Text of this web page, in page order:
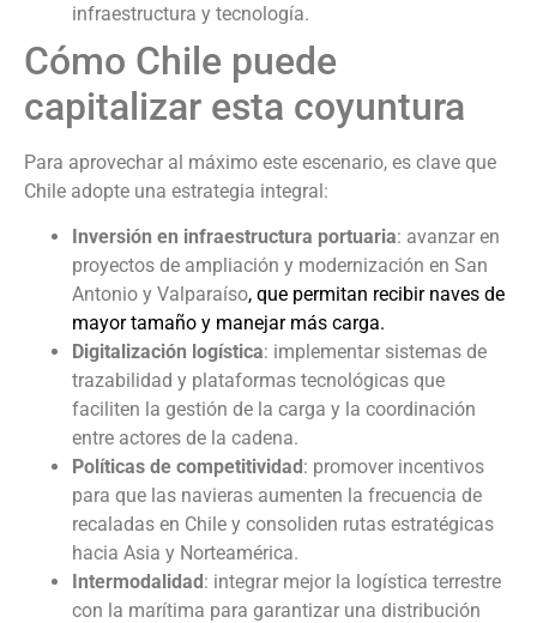
infraestructura y tecnología.
Cómo Chile puede
capitalizar esta coyuntura
Para aprovechar al máximo este escenario, es clave que
Chile adopte una estrategia integral:
Inversión en infraestructura portuaria: avanzar en
proyectos de ampliación y modernización en San
Antonio y Valparaíso, que permitan recibir naves de
mayor tamaño y manejar más carga.
Digitalización logística: implementar sistemas de
trazabilidad y plataformas tecnológicas que
faciliten la gestión de la carga y la coordinación
entre actores de la cadena.
Políticas de competitividad: promover incentivos
para que las navieras aumenten la frecuencia de
recaladas en Chile y consoliden rutas estratégicas
hacia Asia y Norteamérica.
Intermodalidad: integrar mejor la logística terrestre
con la marítima para garantizar una distribución